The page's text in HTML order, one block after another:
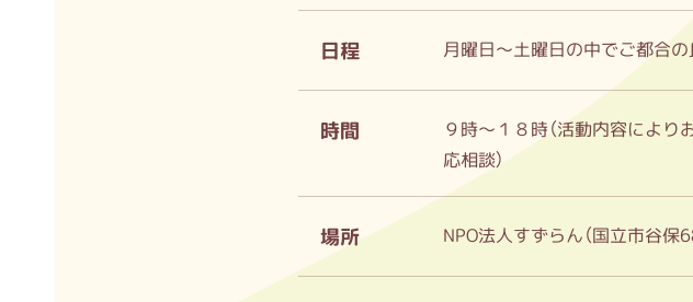
日程 月曜日～土曜日の中でご都合
時間
９時～１８時（活動内容によ
応相談）
場所 NPO法人すずらん（国立市谷保